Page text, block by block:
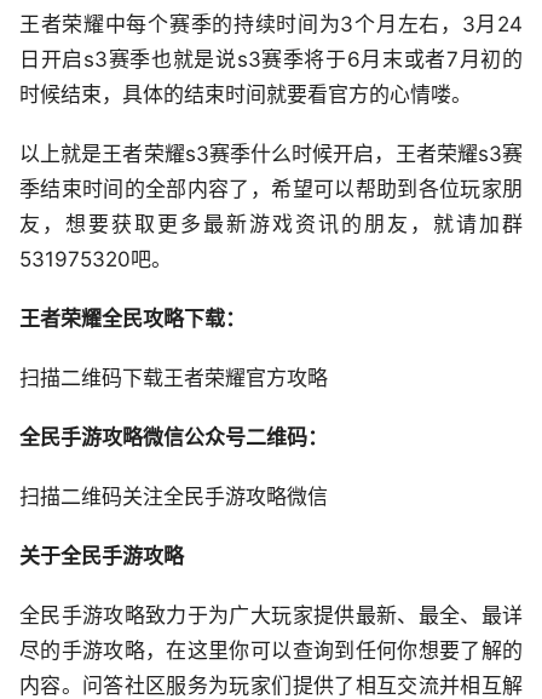
王者荣耀中每个赛季的持续时间为3个月左右，3月24
日开启s3赛季也就是说s3赛季将于6月末或者7月初的
时候结束，具体的结束时间就要看官方的心情喽。
以上就是王者荣耀s3赛季什么时候开启，王者荣耀s3赛
季结束时间的全部内容了，希望可以帮助到各位玩家朋
友，想要获取更多最新游戏资讯的朋友，就请加群
531975320吧。
王者荣耀全民攻略下载：
扫描二维码下载王者荣耀官方攻略
全民手游攻略微信公众号二维码：
扫描二维码关注全民手游攻略微信
关于全民手游攻略
全民手游攻略致力于为广大玩家提供最新、最全、最详
尽的手游攻略，在这里你可以查询到任何你想要了解的
内容。问答社区服务为玩家们提供了相互交流并相互解